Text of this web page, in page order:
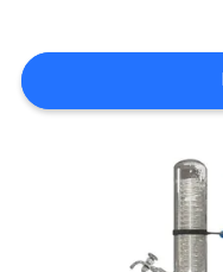
IN
VERBINDUNG